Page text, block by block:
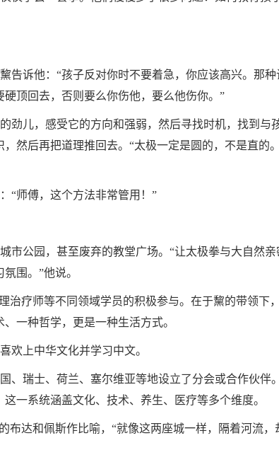
诉他：“孩子反对你时不要着急，你应该高兴。那种
顶回去，否则要么你伤他，要么他伤你。”
儿，感受它的方向和强弱，然后寻找时机，找到与
然后再把道理推回去。“太极一定是圆的，不是直的
师傅，这个方法非常管用！”
公园，甚至废弃的教堂广场。“让太极拳与大自然亲
围。”他说。
疗师等不同领域学员的积极参与。在于黧的带领下
一种哲学，更是一种生活方式。
上中华文化并学习中文。
瑞士、荷兰、塞尔维亚等地设立了分会或合作伙伴
一系统涵盖文化、技术、养生、医疗等多个维度。
达和佩斯作比喻，“就像这两座城一样，隔着河流，